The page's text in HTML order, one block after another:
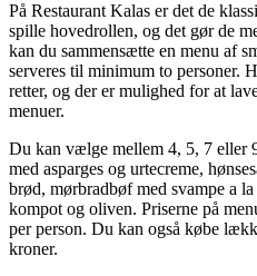
På Restaurant Kalas er det de
spille hovedrollen, og det gør de
kan du sammensætte en menu af
serveres til minimum to personer.
retter, og der er mulighed for at
menuer.
Du kan vælge mellem 4, 5, 7 eller
med asparges og urtecreme,
brød, mørbradbøf med svampe a
kompot og oliven. Priserne på
per person. Du kan også købe
kroner.